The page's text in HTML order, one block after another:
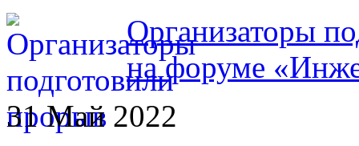
Организаторы
на форуме
31 Май 2022